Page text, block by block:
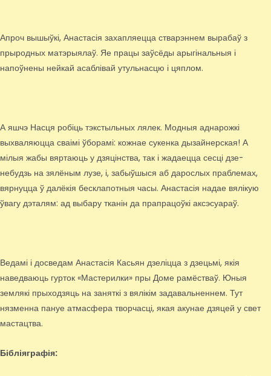
Апроч вышыўкі, Анастасія захапляецца стварэннем вырабаў з
прыродных матэрыялаў. Яе працы заўсёды арыгінальныя і
напоўнены нейкай асаблівай утульнасцю і цяплом.
А яшчэ Насця робіць тэкстыльных лялек. Модныя аднарожкі
выхваляюцца сваімі ўборамі: кожнае сукенка дызайнерская! А
мілыя жабы вяртаюць у дзяцінства, так і жадаецца сесці дзе-
небудзь на зялёным лузе, і, забыўшыся аб дарослых праблемах,
вярнуцца ў далёкія бесклапотныя часы. Анастасія надае вялікую
ўвагу дэталям: ад выбару тканін да прапрацоўкі аксэсуараў.
Ведамі і досведам Анастасія Касьян дзеліцца з дзецьмі, якія
наведваюць гурток «Мастерилки» пры Доме рамёстваў. Юныя
землякі прыходзяць на заняткі з вялікім задавальненнем. Тут
нязменна пануе атмасфера творчасці, якая акунае дзяцей у свет
мастацтва.
Бібліяграфія: